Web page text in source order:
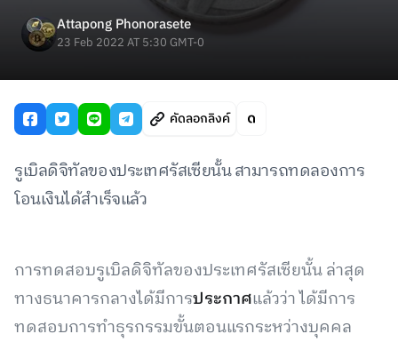
Attapong Phonorasete
23 Feb 2022 AT 5:30 GMT-0
คัดลอกลิงค์
รูเบิลดิจิทัลของประเทศรัสเซียนั้น สามารถทดลองการ
โอนเงินได้สำเร็จแล้ว
การทดสอบรูเบิลดิจิทัลของประเทศรัสเซียนั้น ล่าสุด
ทางธนาคารกลางได้มีการประกาศแล้วว่า ได้มีการ
ทดสอบการทำธุรกรรมขั้นตอนแรกระหว่างบุคคล